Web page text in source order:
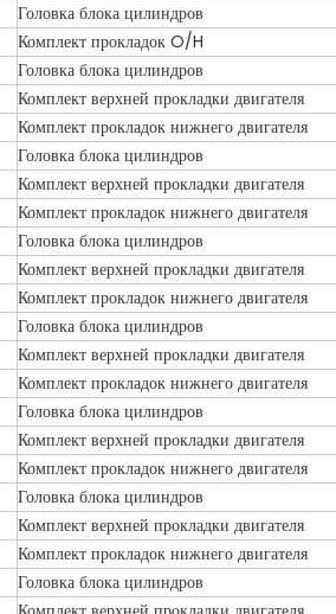
Головка блока цилиндров
Комплект прокладок O/H
Головка блока цилиндров
Комплект верхней прокладки двигателя
Комплект прокладок нижнего двигателя
Головка блока цилиндров
Комплект верхней прокладки двигателя
Комплект прокладок нижнего двигателя
Головка блока цилиндров
Комплект верхней прокладки двигателя
Комплект прокладок нижнего двигателя
Головка блока цилиндров
Комплект верхней прокладки двигателя
Комплект прокладок нижнего двигателя
Головка блока цилиндров
Комплект верхней прокладки двигателя
Комплект прокладок нижнего двигателя
Головка блока цилиндров
Комплект верхней прокладки двигателя
Комплект прокладок нижнего двигателя
Головка блока цилиндров